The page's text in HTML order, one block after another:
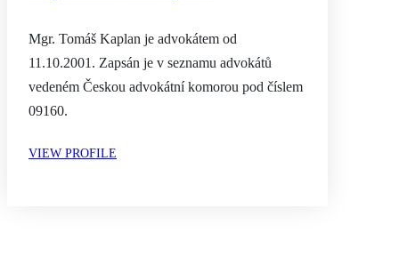
Mgr. Tomáš Kaplan je advokátem od
11.10.2001. Zapsán je v seznamu advokátů
vedeném Českou advokátní komorou pod číslem
09160.
VIEW PROFILE